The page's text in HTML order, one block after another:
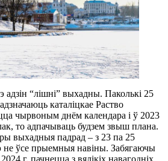
адзін “лішні” выхадны. Паколькі 25
каталіцкае Раство
чырвоным днём календара і ў 2023
то адпачываць будзем звыш плана.
выхадныя падрад – з 23 па 25
не ўсе прыемныя навіны. Забягаючы